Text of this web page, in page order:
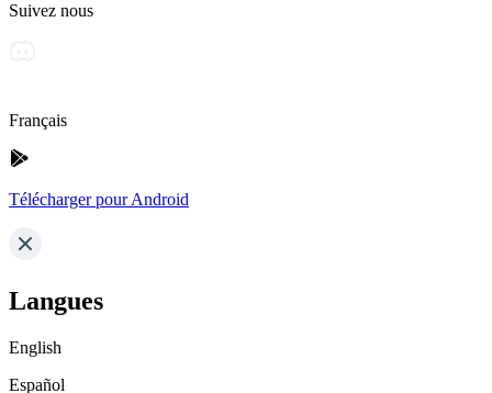
Suivez nous
Français
Télécharger pour Android
Langues
English
Español